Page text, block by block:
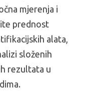
mjerenja i
prednost
alata,
složenih
rezultata u